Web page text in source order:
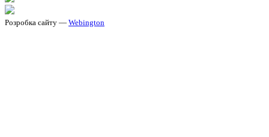
Розробка сайту — Webington